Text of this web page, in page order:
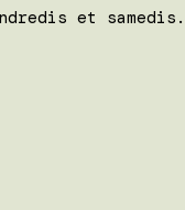
et samedis.